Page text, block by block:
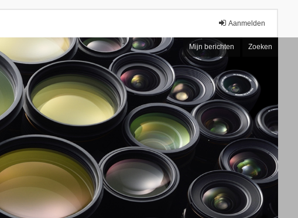
Aanmelden
Mijn berichten Zoeken